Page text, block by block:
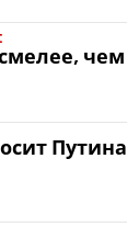
чем
Путина